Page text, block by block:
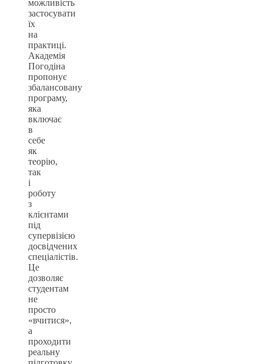
можливість
застосувати
їх
на
практиці.
Академія
Погодіна
пропонує
збалансовану
програму,
яка
включає
в
себе
як
теорію,
так
і
роботу
з
клієнтами
під
супервізією
досвідчених
спеціалістів.
Це
дозволяє
студентам
не
просто
«вчитися»,
а
проходити
реальну